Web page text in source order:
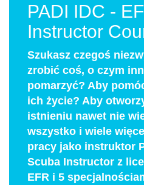
PADI IDC -
Instructor
Szukasz czegoś
zrobić coś, o czym
pomarzyć? Aby
ich życie? Aby
istnieniu nawet nie
wszystko i wiele
pracy jako instruktor
Scuba Instructor z
EFR i 5